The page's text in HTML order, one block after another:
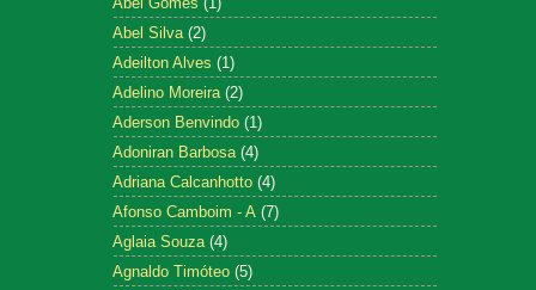
Abel Silva (2)
Adeilton Alves (1)
Adelino Moreira (2)
Aderson Benvindo (1)
Adoniran Barbosa (4)
Adriana Calcanhotto (4)
Afonso Camboim - A (7)
Aglaia Souza (4)
Agnaldo Timóteo (5)